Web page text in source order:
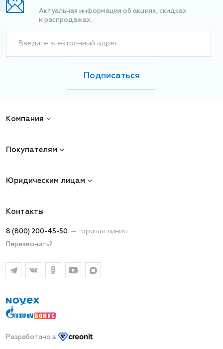
Актуальная информация об акциях, скидках
и распродажах.
Введите электронный адрес
Подписаться
Компания
Покупателям
Юридическим лицам
Контакты
8 (800) 200-45-50 — горячая линия
Перезвонить?
Разработано в